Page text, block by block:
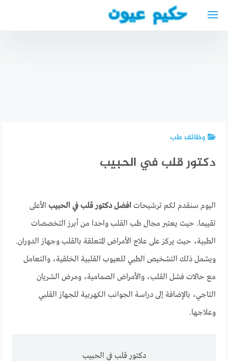
أحسن
وظائف طب
دكتور قلب في الحبيب
اليوم سنقدم لكم ترشيحاتافضل دكتور قلب في الحبيب الأعلى
تقييما. حيث يعتبر مجال طب القلب واحدا من أبرز التخصصات
الطبية، حيث يركز على علاج الأمراض المتعلقة بالقلب وجهاز الدوران.
ويشمل ذلك التشخيص الطبي للعيوب القلبية الخلقية، والتعامل
مع حالات فشل القلب، والأمراض الصمامية، ومرض الشريان
التاجي، بالإضافة إلى دراسة الجوانب الكهربية للجهاز القلبي
وعلاجها.
دكتور قلب في الحبيب